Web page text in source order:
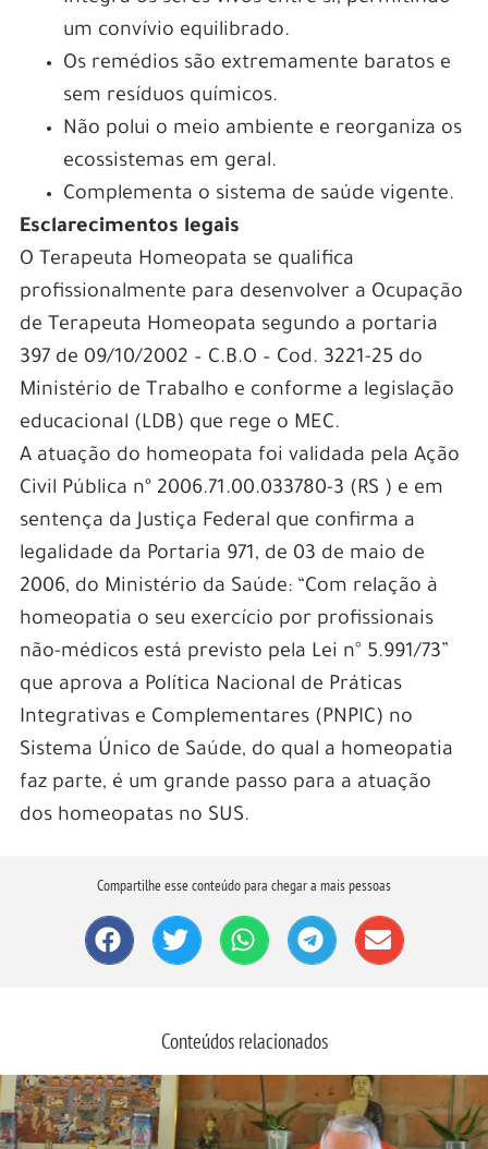
um convívio equilibrado.
Os remédios são extremamente baratos e
sem resíduos químicos.
Não polui o meio ambiente e reorganiza os
ecossistemas em geral.
Complementa o sistema de saúde vigente.
Esclarecimentos legais
O Terapeuta Homeopata se qualifica
profissionalmente para desenvolver a Ocupação
de Terapeuta Homeopata segundo a portaria
397 de 09/10/2002 – C.B.O – Cod. 3221-25 do
Ministério de Trabalho e conforme a legislação
educacional (LDB) que rege o MEC.
A atuação do homeopata foi validada pela Ação
Civil Pública nº 2006.71.00.033780-3 (RS ) e em
sentença da Justiça Federal que confirma a
legalidade da Portaria 971, de 03 de maio de
2006, do Ministério da Saúde: “Com relação à
homeopatia o seu exercício por profissionais
não-médicos está previsto pela Lei n° 5.991/73”
que aprova a Política Nacional de Práticas
Integrativas e Complementares (PNPIC) no
Sistema Único de Saúde, do qual a homeopatia
faz parte, é um grande passo para a atuação
dos homeopatas no SUS.
Compartilhe esse conteúdo para chegar a mais pessoas
Conteúdos relacionados